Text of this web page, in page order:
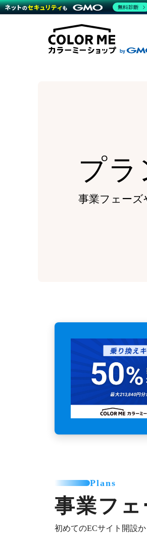
商材一覧を見る
機能一覧を見る
料金
プラン・料金一覧を見る
事例
運営サポート
サポート一覧を見る
プラ
事業フェーズ
Plans
事業フ
初めてのECサイト開設
無料診断